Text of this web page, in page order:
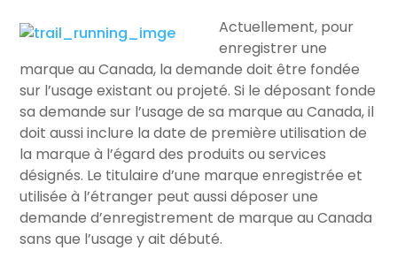
Actuellement, pour
enregistrer une
marque au Canada, la demande doit être fondée
sur l’usage existant ou projeté. Si le déposant fonde
sa demande sur l’usage de sa marque au Canada, il
doit aussi inclure la date de première utilisation de
la marque à l’égard des produits ou services
désignés. Le titulaire d’une marque enregistrée et
utilisée à l’étranger peut aussi déposer une
demande d’enregistrement de marque au Canada
sans que l’usage y ait débuté.